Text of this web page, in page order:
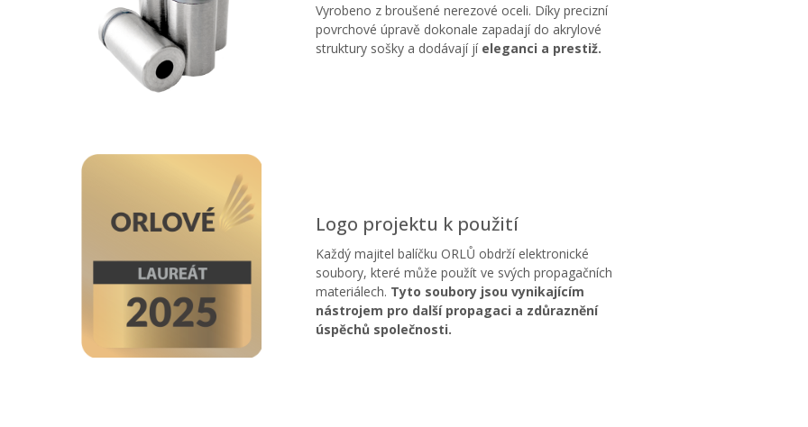
Vyrobeno z broušené nerezové oceli. Díky precizní
povrchové úpravě dokonale zapadají do akrylové
struktury sošky a dodávají jí eleganci a prestiž.
Logo projektu k použití
Každý majitel balíčku ORLŮ obdrží elektronické
soubory, které může použít ve svých propagačních
materiálech. Tyto soubory jsou vynikajícím
nástrojem pro další propagaci a zdůraznění
úspěchů společnosti.